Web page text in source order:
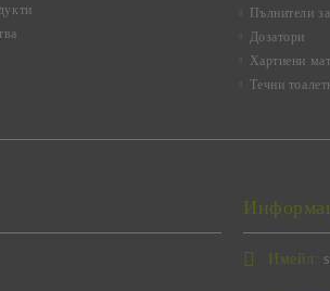
Пълнители
Дозатори
Хартиени
Течни
Имейл: